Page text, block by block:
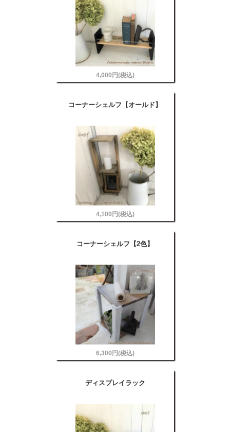
4,000円(税込)
コーナーシェルフ【オールド】
4,100円(税込)
コーナーシェルフ【2色】
6,300円(税込)
ディスプレイラック